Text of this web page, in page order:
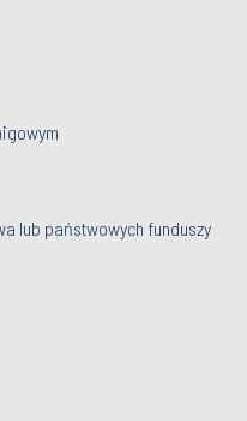
lub państwowych funduszy